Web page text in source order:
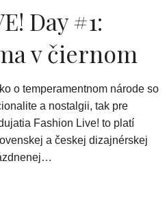
Day #1:
v čiernom
o temperamentnom národe so
a nostalgii, tak pre
Fashion Live! to platí
a českej dizajnérskej